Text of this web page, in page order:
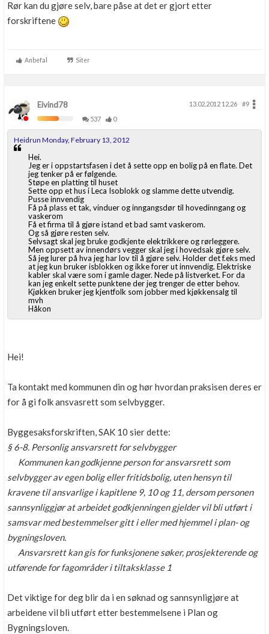
Rør kan du gjøre selv, bare påse at det er gjort etter
forskriftene
Anbefal Siter
Eivind78 13.02.2012 12.26
#9
537
0
Heidrun Monday, February 13, 2012
Hei.
Jeg er i oppstartsfasen i det å sette opp en bolig på en flate. Det
jeg tenker på er følgende.
Støpe en platting til huset
Sette opp et hus i Leca Isoblokk og slamme dette utvendig.
Pusse innvendig
Få på plass et tak, vinduer og inngangsdør til hovedinngang og
vaskerom
Få et firma til å gjøre istand et bad samt vaskerom.
Og så gjøre resten selv.
Selvsagt skal jeg bruke godkjente elektrikkere og rørleggere.
Men oppsett av innendørs vegger skal jeg i hovedsak gjøre selv.
Så jeg lurer på hva jeg har lov til å gjøre selv. Holder det f.eks med
at jeg kun bruker isblokken og ikke forer ut innvendig. Elektriske
kabler skal være som i gamle dager. Nede på listverket. For da
kan jeg enkelt sette punktene der jeg trenger de etter behov.
Kjøkken bruker jeg kjentfolk som jobber med kjøkkensalg til
mvh
Håkon
Hei!
Ta kontakt med kommunen din og hør hvordan praksisen deres er
for å gi folk ansvasrett som selvbygger.
Byggesaksforskriften, SAK 10 sier dette:
§ 6-8. Personlig ansvarsrett for selvbygger
Kommunen kan godkjenne person for ansvarsrett som
selvbygger av egen bolig eller fritidsbolig, uten hensyn til
kravene til ansvarlige i kapitlene 9, 10 og 11, dersom personen
sannsynliggjør at arbeidet godkjenningen gjelder vil bli utført i
samsvar med bestemmelser gitt i eller med hjemmel i plan- og
bygningsloven.
Ansvarsrett kan gis for funksjonene søker, prosjekterende og
utførende for fagområder i tiltaksklasse 1
Det viktige for deg blir da i en søknad og sannsynligjøre at
arbeidene vil bli utført etter bestemmelsene i Plan og
Bygningsloven.